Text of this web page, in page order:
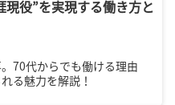
現役”を実現する働き方と
70代からでも働ける理由
る魅力を解説！